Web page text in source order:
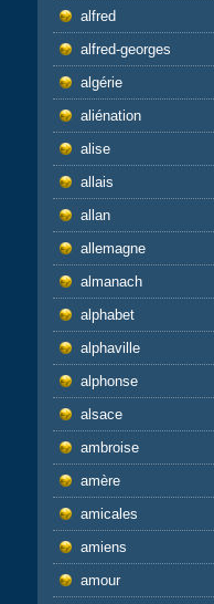
alfred
alfred-georges
algérie
aliénation
alise
allais
allan
allemagne
almanach
alphabet
alphaville
alphonse
alsace
ambroise
amère
amicales
amiens
amour